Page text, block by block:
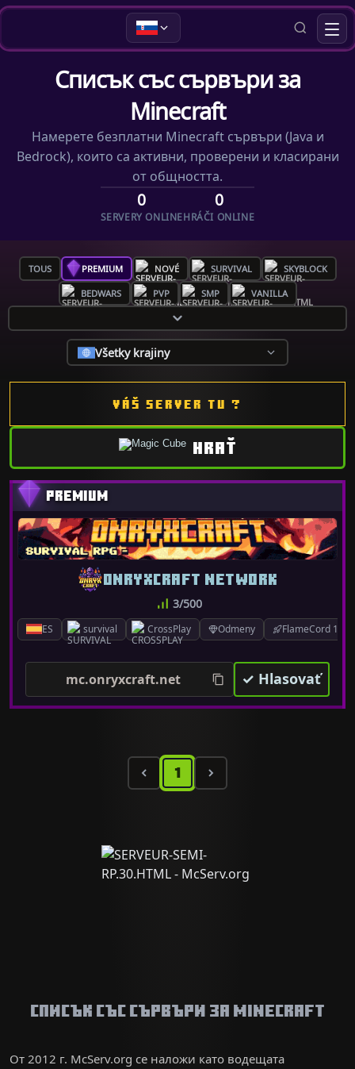
Списък със сървъри за
Minecraft
Намерете безплатни Minecraft сървъри (Java и
Bedrock), които са активни, проверени и класирани
от общността.
0
SERVERY ONLINE
0
HRÁČI ONLINE
TOUS PREMIUM NOVÉ SURVIVAL SKYBLOCK
BEDWARS PVP SMP VANILLA
Všetky krajiny
VÁŠ SERVER TU ?
HRAŤ
ES survival CrossPlay Odmeny FlameCord
ONRYXCRAFT NETWORK
3/500
mc.onryxcraft.net ✓ Hlasovať
1
Списък със сървъри за Minecraft
От 2012 г. McServ.org се наложи като водещата